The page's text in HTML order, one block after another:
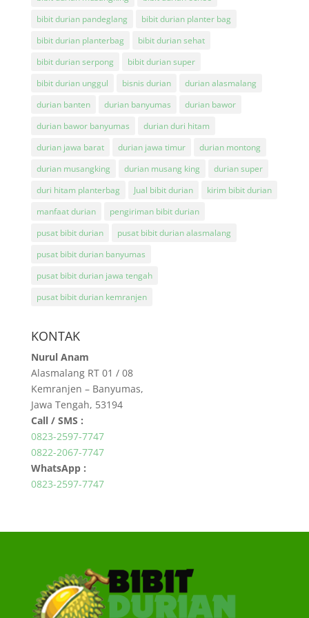
bibit durian pandeglang
bibit durian planter bag
bibit durian planterbag
bibit durian sehat
bibit durian serpong
bibit durian super
bibit durian unggul
bisnis durian
durian alasmalang
durian banten
durian banyumas
durian bawor
durian bawor banyumas
durian duri hitam
durian jawa barat
durian jawa timur
durian montong
durian musangking
durian musang king
durian super
duri hitam planterbag
Jual bibit durian
kirim bibit durian
manfaat durian
pengiriman bibit durian
pusat bibit durian
pusat bibit durian alasmalang
pusat bibit durian banyumas
pusat bibit durian jawa tengah
pusat bibit durian kemranjen
KONTAK
Nurul Anam
Alasmalang RT 01 / 08
Kemranjen – Banyumas,
Jawa Tengah, 53194
Call / SMS :
0823-2597-7747
0822-2067-7747
WhatsApp :
0823-2597-7747